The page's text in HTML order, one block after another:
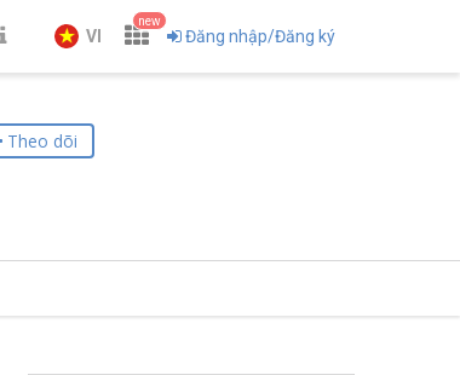
VI
new
Đăng nhập/Đăng ký
Theo dõi